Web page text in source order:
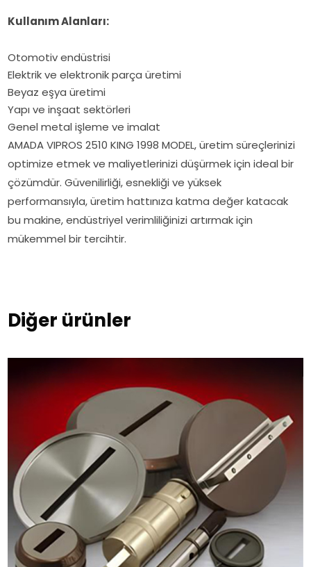
Kullanım Alanları:
Otomotiv endüstrisi
Elektrik ve elektronik parça üretimi
Beyaz eşya üretimi
Yapı ve inşaat sektörleri
Genel metal işleme ve imalat
AMADA VIPROS 2510 KING 1998 MODEL, üretim süreçlerinizi
optimize etmek ve maliyetlerinizi düşürmek için ideal bir
çözümdür. Güvenilirliği, esnekliği ve yüksek
performansıyla, üretim hattınıza katma değer katacak
bu makine, endüstriyel verimliliğinizi artırmak için
mükemmel bir tercihtir.
Diğer ürünler